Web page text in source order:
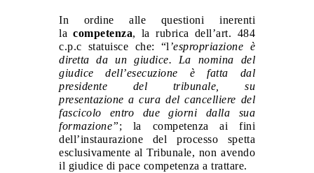
In ordine alle questioni inerenti
lacompetenza, la rubrica dell’art. 484
c.p.c statuisce che: “l ’espropriazione è
diretta da un giudice. La nomina del
giudice dell’esecuzione è fatta dal
presidente del tribunale, su
presentazione a cura del cancelliere del
fascicolo entro due giorni dalla sua
formazione”; la competenza ai fini
dell’instaurazione del processo spetta
esclusivamente al Tribunale, non avendo
il giudice di pace competenza a trattare.